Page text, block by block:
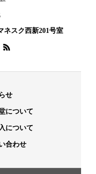
スク西新201号室
せ
について
について
合わせ